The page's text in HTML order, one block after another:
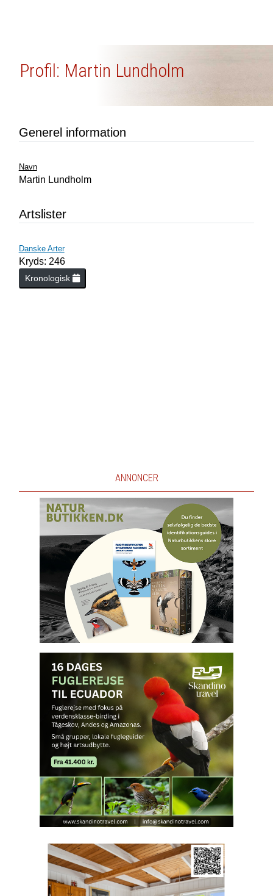
Profil: Martin Lundholm
Generel information
Navn
Martin Lundholm
Artslister
Danske Arter
Kryds: 246
Kronologisk
ANNONCER